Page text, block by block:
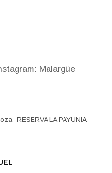
Malargüe
RESERVA LA PAYUNIA